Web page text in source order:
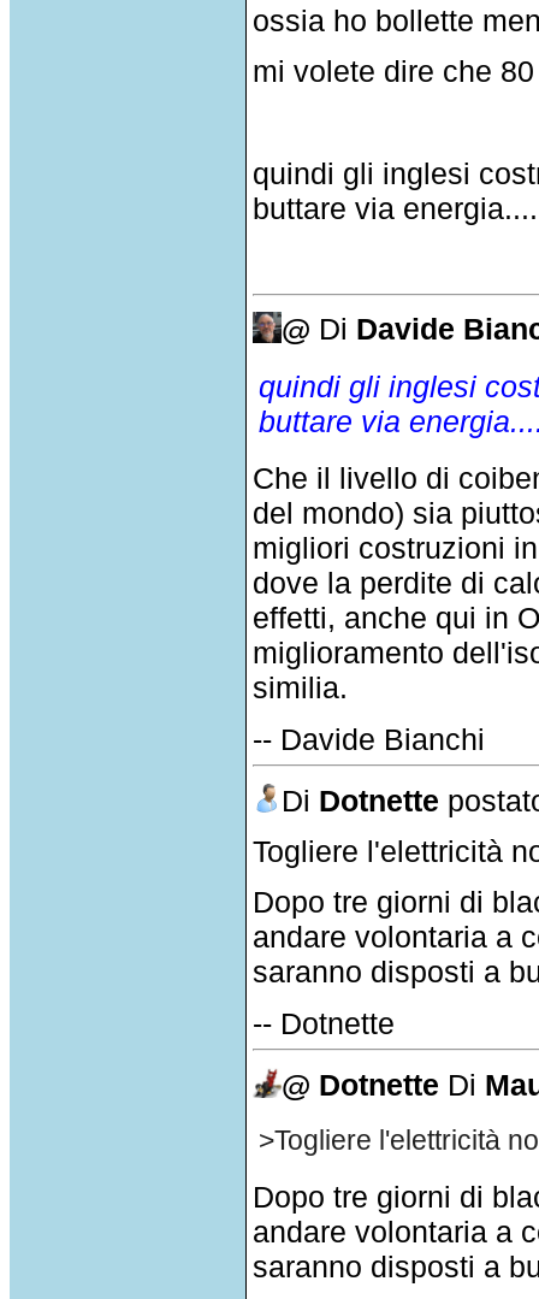
ossia ho bollette
mi volete dire che
quindi gli inglesi
buttare via energia....
@ Di Davide
quindi gli inglesi
buttare via
Che il livello di
del mondo) sia
migliori costruzioni
dove la perdite di
effetti, anche qui in
miglioramento
similia.
-- Davide Bianchi
Di Dotnette
Togliere l'elettricità
Dopo tre giorni di
andare volontaria a
saranno disposti a
-- Dotnette
@ Dotnette Di
>Togliere l'elettricità
Dopo tre giorni di
andare volontaria a
saranno disposti a